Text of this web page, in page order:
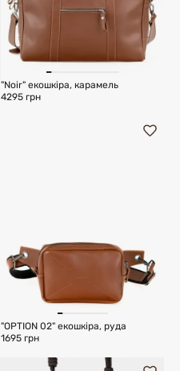
"Noir" екошкіра, карамель
4295 грн
"OPTION 02" екошкіра, руда
1695 грн